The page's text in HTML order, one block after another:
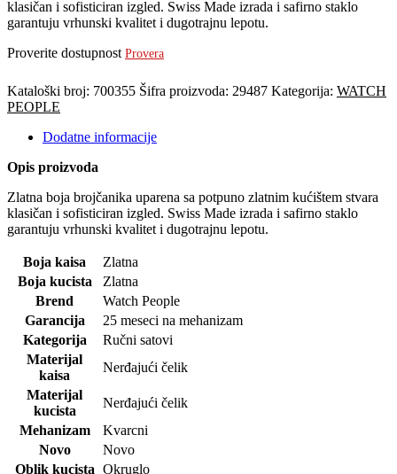
klasičan i sofisticiran izgled. Swiss Made izrada i safirno staklo
garantuju vrhunski kvalitet i dugotrajnu lepotu.
Proverite dostupnost Provera
Kataloški broj: 700355 Šifra proizvoda: 29487 Kategorija: WATCH
PEOPLE
Dodatne informacije
Opis proizvoda
Zlatna boja brojčanika uparena sa potpuno zlatnim kućištem stvara
klasičan i sofisticiran izgled. Swiss Made izrada i safirno staklo
garantuju vrhunski kvalitet i dugotrajnu lepotu.
Boja kaisa
Zlatna
Boja kucista
Zlatna
Brend
Watch People
Garancija
25 meseci na mehanizam
Kategorija
Ručni satovi
Materijal
kaisa
Nerđajući čelik
Materijal
kucista
Nerđajući čelik
Mehanizam
Kvarcni
Novo
Novo
Oblik kucista Okruglo